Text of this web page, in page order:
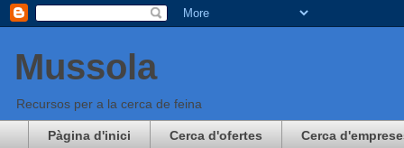
Mussola
Recursos per a la cerca de feina
Pàgina d'inici Cerca d'ofertes Cerca